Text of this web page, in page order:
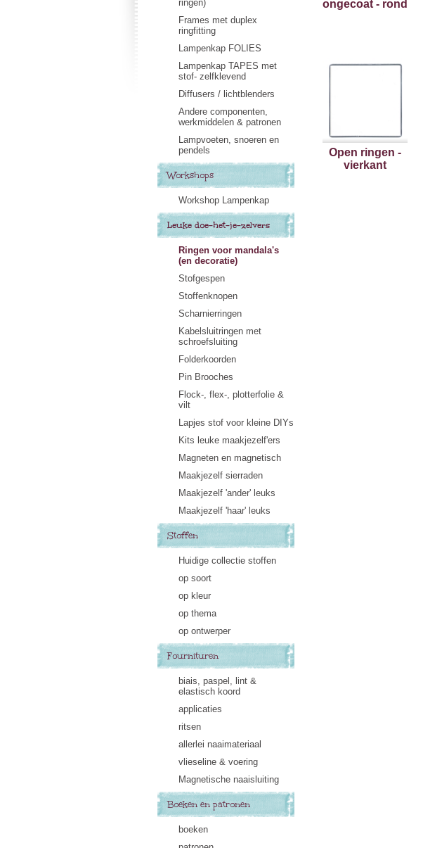
ringen)
Frames met duplex
ringfitting
Lampenkap FOLIES
Lampenkap TAPES met
stof- zelfklevend
Diffusers / lichtblenders
Andere componenten,
werkmiddelen & patronen
Lampvoeten, snoeren en
pendels
Workshops
Workshop Lampenkap
Leuke doe-het-je-zelvers
Ringen voor mandala's
(en decoratie)
Stofgespen
Stoffenknopen
Scharnierringen
Kabelsluitringen met
schroefsluiting
Folderkoorden
Pin Brooches
Flock-, flex-, plotterfolie &
vilt
Lapjes stof voor kleine DIYs
Kits leuke maakjezelf'ers
Magneten en magnetisch
Maakjezelf sierraden
Maakjezelf 'ander' leuks
Maakjezelf 'haar' leuks
Stoffen
Huidige collectie stoffen
op soort
op kleur
op thema
op ontwerper
Fournituren
biais, paspel, lint &
elastisch koord
applicaties
ritsen
allerlei naaimateriaal
vlieseline & voering
Magnetische naaisluiting
Boeken en patronen
boeken
ongecoat - rond
Open ringen -
vierkant